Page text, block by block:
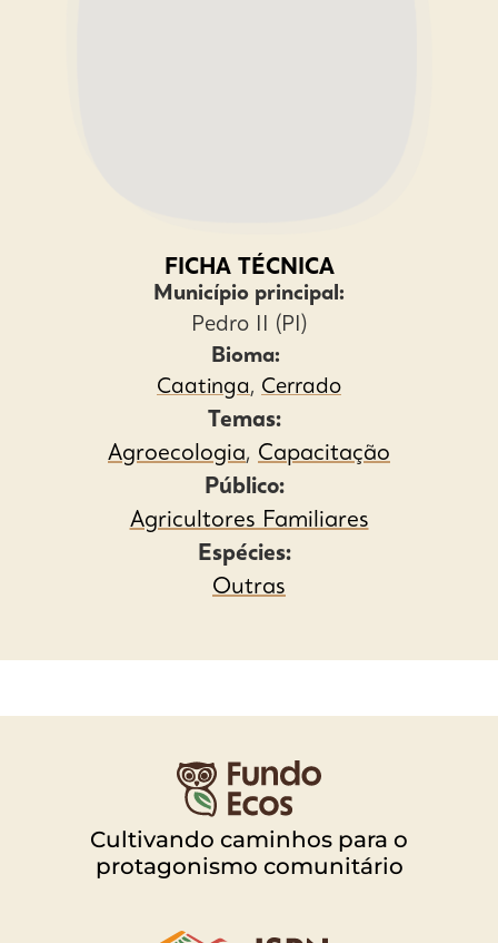
FICHA TÉCNICA
Município principal:
Pedro II (PI)
Bioma:
Caatinga, Cerrado
Temas:
Agroecologia, Capacitação
Público:
Agricultores Familiares
Espécies:
Outras
Cultivando caminhos para o
protagonismo comunitário